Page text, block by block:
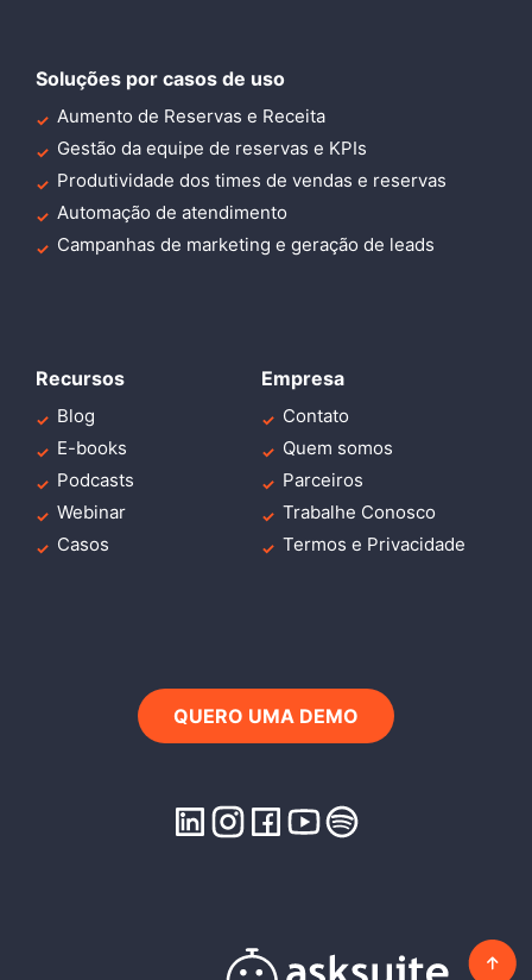
Soluções por casos de uso
Aumento de Reservas e Receita
Gestão da equipe de reservas e KPIs
Produtividade dos times de vendas e reservas
Automação de atendimento
Campanhas de marketing e geração de leads
Recursos
Blog
E-books
Podcasts
Webinar
Casos
Empresa
Contato
Quem somos
Parceiros
Trabalhe Conosco
Termos e Privacidade
QUERO UMA DEMO